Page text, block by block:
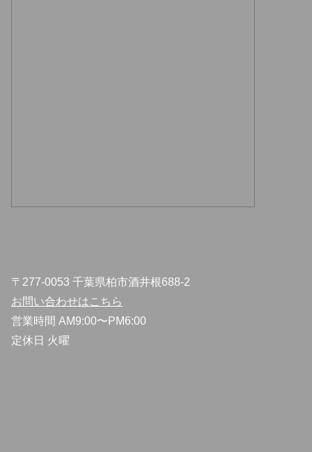
〒277-0053 千葉県柏市酒井根688-2
お問い合わせはこちら
営業時間 AM9:00〜PM6:00
定休日 火曜